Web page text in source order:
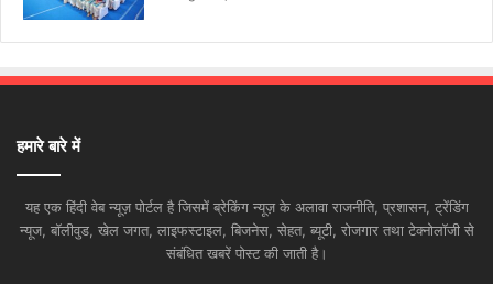
हमारे बारे में
यह एक हिंदी वेब न्यूज़ पोर्टल है जिसमें ब्रेकिंग न्यूज़ के अलावा राजनीति, प्रशासन, ट्रेंडिंग
न्यूज, बॉलीवुड, खेल जगत, लाइफस्टाइल, बिजनेस, सेहत, ब्यूटी, रोजगार तथा टेक्नोलॉजी से
संबंधित खबरें पोस्ट की जाती है।